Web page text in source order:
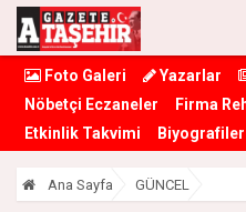
Foto Galeri Yazarlar
Nöbetçi Eczaneler
Firma
Etkinlik Takvimi
Biyografiler
Ana Sayfa GÜNCEL